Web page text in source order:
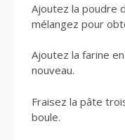
Ajoutez la poudre
mélangez pour
Ajoutez la farine
nouveau.
Fraisez la pâte
boule.